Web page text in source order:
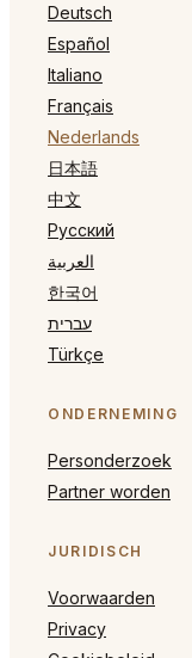
Deutsch
Español
Italiano
Français
Nederlands
日本語
中文
Русский
العربية
한국어
עברית
Türkçe
ONDERNEMING
Personderzoek
Partner worden
JURIDISCH
Voorwaarden
Privacy